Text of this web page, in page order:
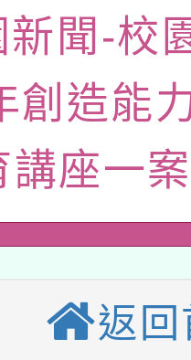
內容與教
赴陸應申
濟部水利
研究院辦
優單位及
8月22日(
學年度
選結果公告(
運動共學行
辦理115年
新聞-校
創造能
講座一
返回